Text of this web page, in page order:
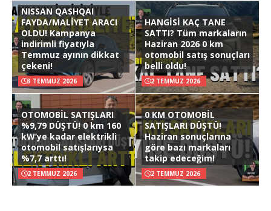
NISSAN QASHQAI
FAYDA/MALİYET ARACI
OLDU! Kampanya
indirimli fiyatıyla
Temmuz ayının dikkat
çekeni!
3 TEMMUZ 2026
HANGİSİ KAÇ TANE
SATTI? Tüm markaların
Haziran 2026 0 km
otomobil satış sonuçları
belli oldu!
2 TEMMUZ 2026
OTOMOBİL SATIŞLARI
%9,79 DÜŞTÜ! 0 km 160
kW’ye kadar elektrikli
otomobil satışlarıysa
%7,7 arttı!
2 TEMMUZ 2026
0 KM OTOMOBİL
SATIŞLARI DÜŞTÜ!
Haziran sonuçlarına
göre bazı markaları
takip edeceğim!
2 TEMMUZ 2026